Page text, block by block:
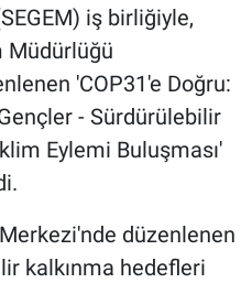
iş birliğiyle,
Müdürlüğü
'COP31'e Doğru:
- Sürdürülebilir
Eylemi Buluşması'
düzenlenen
kalkınma hedefleri